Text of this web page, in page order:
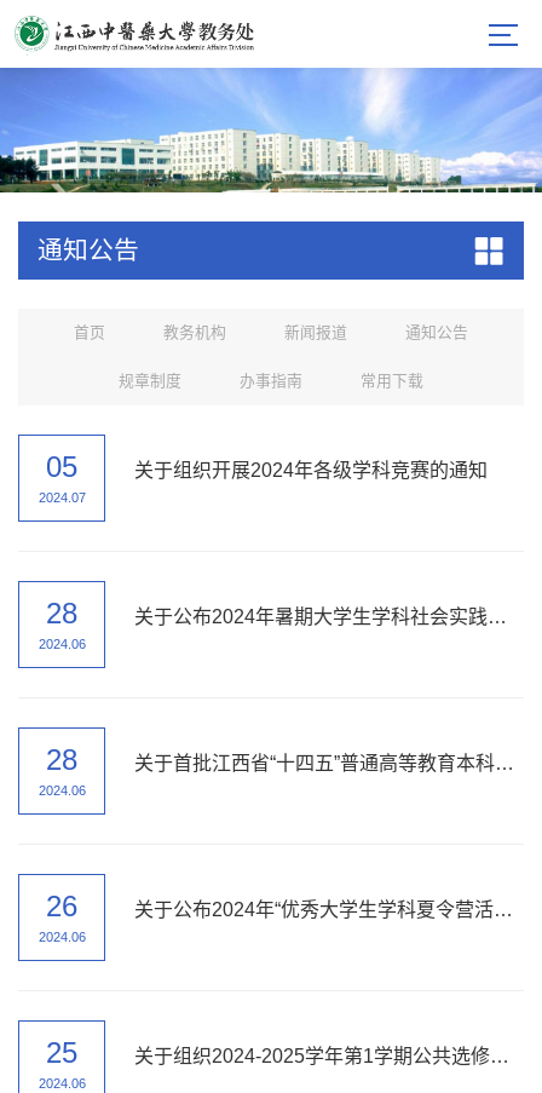
通知公告
首页 教务机构 新闻报道 通知公告
规章制度 办事指南 常用下载
05
2024.07
关于组织开展2024年各级学科竞赛的通知
28
2024.06
关于公布2024年暑期大学生学科社会实践活动立项结果的通知
28
2024.06
关于首批江西省“十四五”普通高等教育本科省级规划教材推荐的公示
26
2024.06
关于公布2024年“优秀大学生学科夏令营活动”立项的通知
25
2024.06
关于组织2024-2025学年第1学期公共选修课程选课工作的通知